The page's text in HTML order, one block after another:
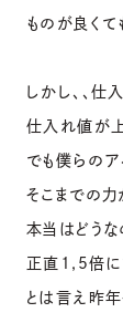
ものが良く
しかし、、仕
仕入れ値が
でも僕らのア
そこまでの力
本当はどうな
正直1,5倍に
とは言え昨年